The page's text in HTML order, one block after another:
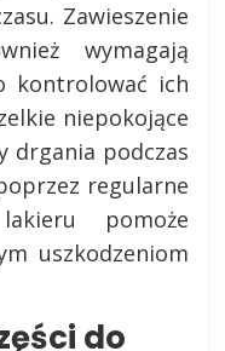
Zawieszenie
wymagają
kontrolować ich
niepokojące
drgania podczas
regularne
pomoże
uszkodzeniom
do